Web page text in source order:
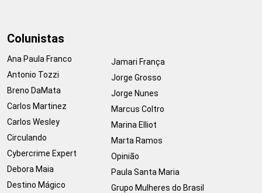
Colunistas
Ana Paula Franco
Antonio Tozzi
Breno DaMata
Carlos Martinez
Carlos Wesley
Circulando
Cybercrime Expert
Debora Maia
Destino Mágico
Jamari França
Jorge Grosso
Jorge Nunes
Marcus Coltro
Marina Elliot
Marta Ramos
Opinião
Paula Santa Maria
Grupo Mulheres do Brasil